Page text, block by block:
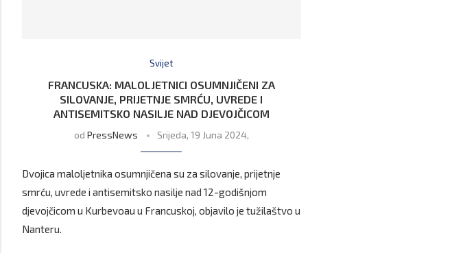
Svijet
FRANCUSKA: MALOLJETNICI OSUMNJIČENI ZA
SILOVANJE, PRIJETNJE SMRĆU, UVREDE I
ANTISEMITSKO NASILJE NAD DJEVOJČICOM
od PressNews Srijeda, 19 Juna 2024,
Dvojica maloljetnika osumnjičena su za silovanje, prijetnje
smrću, uvrede i antisemitsko nasilje nad 12-godišnjom
djevojčicom u Kurbevoau u Francuskoj, objavilo je tužilaštvo u
Nanteru.